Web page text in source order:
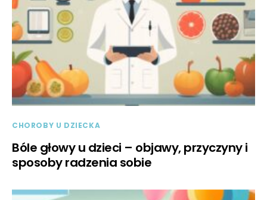
CHOROBY U DZIECKA
Bóle głowy u dzieci – objawy, przyczyny i
sposoby radzenia sobie